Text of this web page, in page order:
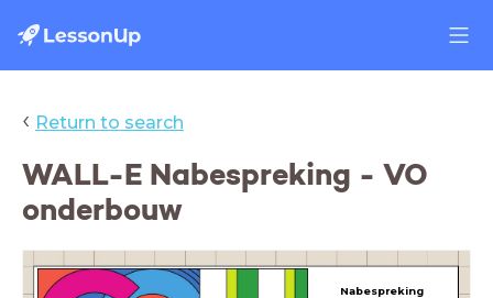
‹ Return to search
WALL-E Nabespreking - VO
onderbouw
Nabespreking